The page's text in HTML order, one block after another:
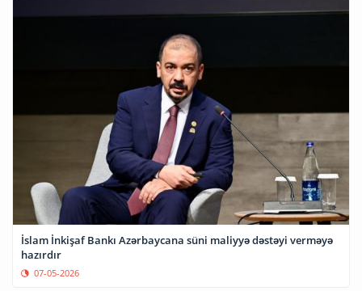
İslam İnkişaf Bankı Azərbaycana süni maliyyə dəstəyi verməyə
hazırdır
07-05-2026